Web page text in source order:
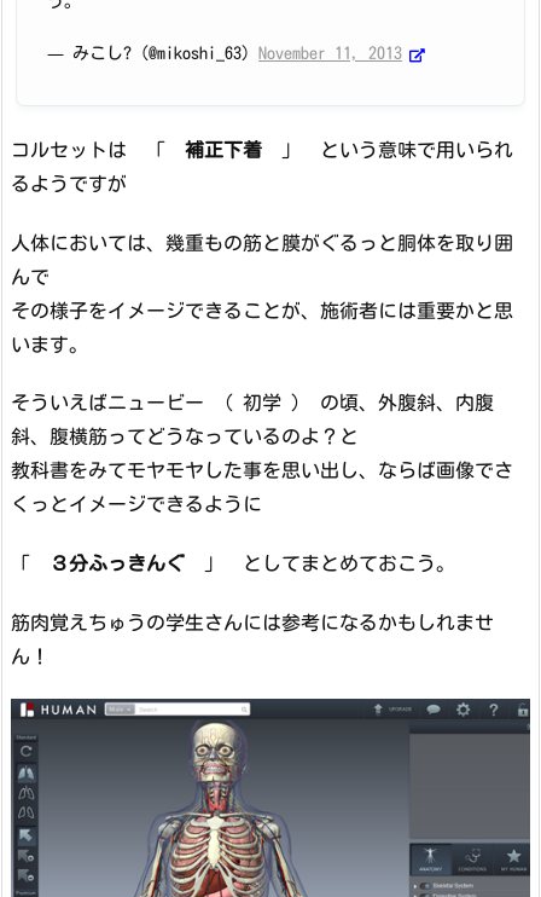
— みこし? (@mikoshi_63) November 11, 2013
コルセットは 「 補正下着 」 という意味で用いられ
るようですが
人体においては、幾重もの筋と膜がぐるっと胴体を取り囲
んで
その様子をイメージできることが、施術者には重要かと思
います。
そういえばニュービー （ 初学 ） の頃、外腹斜、内腹
斜、腹横筋ってどうなっているのよ？と
教科書をみてモヤモヤした事を思い出し、ならば画像でさ
くっとイメージできるように
３分ふっきんぐ 」 としてまとめておこう。
筋肉覚えちゅうの学生さんには参考になるかもしれませ
ん！